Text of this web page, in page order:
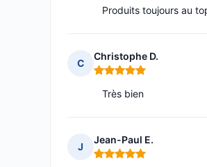
Produits toujours au
C
Christophe D.
Note : 5 sur 5
Très bien
J
Jean-Paul E.
Note : 5 sur 5